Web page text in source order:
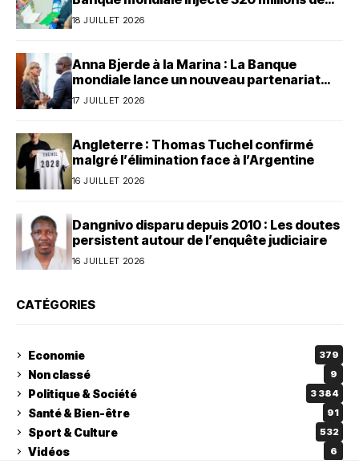
dollars au Bénin
18 JUILLET 2026
Anna Bjerde à la Marina : La Banque
mondiale lance un nouveau partenariat
avec le Bénin
17 JUILLET 2026
Angleterre : Thomas Tuchel confirmé
malgré l’élimination face à l’Argentine
16 JUILLET 2026
Dangnivo disparu depuis 2010 : Les doutes
persistent autour de l’enquête judiciaire
16 JUILLET 2026
CATÉGORIES
Economie 379
Non classé 9
Politique & Société 3 384
Santé & Bien-être 91
Sport & Culture 532
Vidéos 6